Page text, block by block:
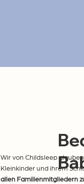
Wir von Childsleep
Kleinkinder und ihrem
allen Familienmitgliedern